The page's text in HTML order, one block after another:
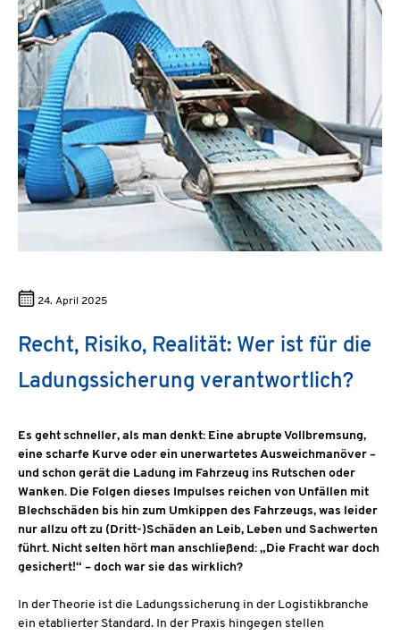
24. April 2025
Recht, Risiko, Realität: Wer ist für die
Ladungssicherung verantwortlich?
Es geht schneller, als man denkt: Eine abrupte Vollbremsung,
eine scharfe Kurve oder ein unerwartetes Ausweichmanöver –
und schon gerät die Ladung im Fahrzeug ins Rutschen oder
Wanken. Die Folgen dieses Impulses reichen von Unfällen mit
Blechschäden bis hin zum Umkippen des Fahrzeugs, was leider
nur allzu oft zu (Dritt-)Schäden an Leib, Leben und Sachwerten
führt. Nicht selten hört man anschließend: „Die Fracht war doch
gesichert!“ – doch war sie das wirklich?
In der Theorie ist die Ladungssicherung in der Logistikbranche
ein etablierter Standard. In der Praxis hingegen stellen